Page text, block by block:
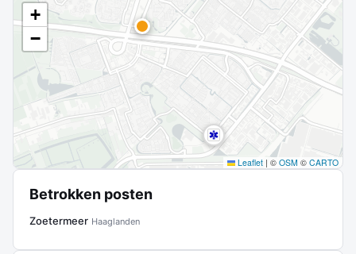
+
−
Leaflet | © OSM © CARTO
Betrokken posten
Zoetermeer Haaglanden